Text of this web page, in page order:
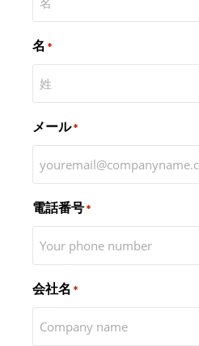
名 *
メール*
電話番号*
会社名 *